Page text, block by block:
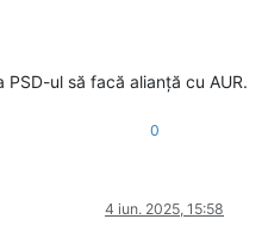
ul să facă alianță cu AUR.
0
4 iun. 2025, 15:58